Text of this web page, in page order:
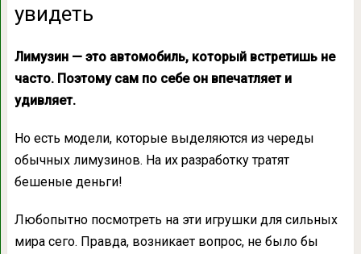
увидеть
Лимузин — это автомобиль, который встретишь не
часто. Поэтому сам по себе он впечатляет и
удивляет.
Но есть модели, которые выделяются из череды
обычных лимузинов. На их разработку тратят
бешеные деньги!
Любопытно посмотреть на эти игрушки для сильных
мира сего. Правда, возникает вопрос, не было бы